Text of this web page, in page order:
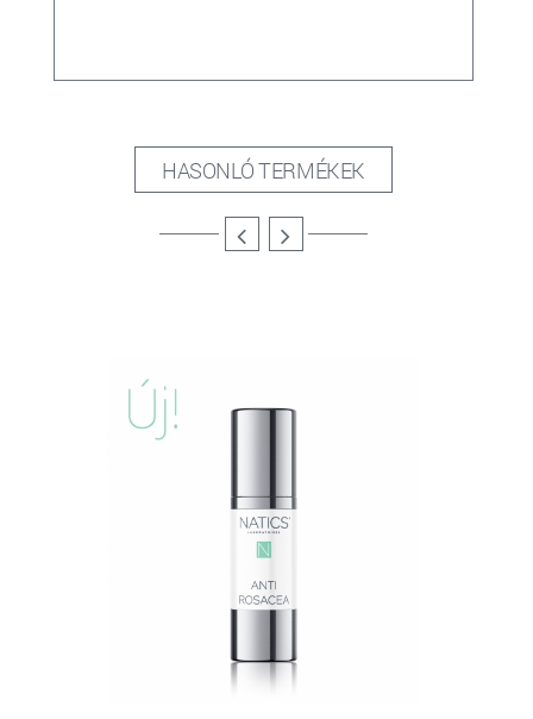
HASONLÓ TERMÉKEK